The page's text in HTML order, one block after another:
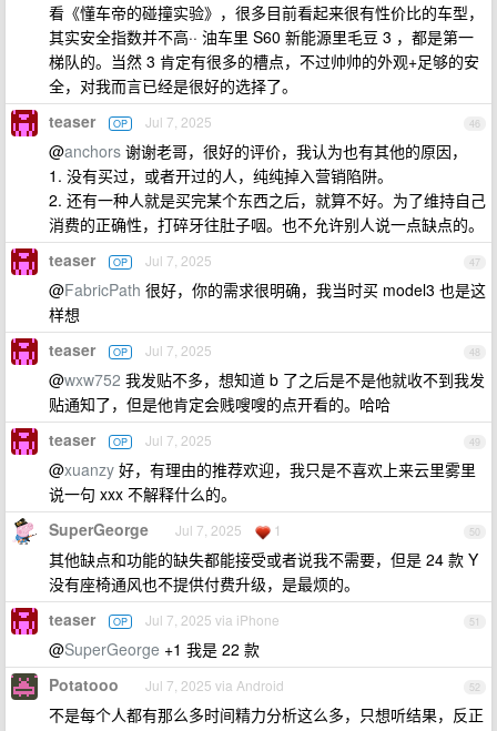
看《懂车帝的碰撞实验》，很多目前看起来很有性价比的车型，
其实安全指数并不高·· 油车里 S60 新能源里毛豆 3 ，都是第一
梯队的。当然 3 肯定有很多的槽点，不过帅帅的外观+足够的安
全，对我而言已经是很好的选择了。
46
teaser OP Jul 7, 2025
@anchors 谢谢老哥，很好的评价，我认为也有其他的原因，
1. 没有买过，或者开过的人，纯纯掉入营销陷阱。
2. 还有一种人就是买完某个东西之后，就算不好。为了维持自己
消费的正确性，打碎牙往肚子咽。也不允许别人说一点缺点的。
47
teaser OP Jul 7, 2025
@FabricPath 很好，你的需求很明确，我当时买 model3 也是这
样想
48
teaser OP Jul 7, 2025
@wxw752 我发贴不多，想知道 b 了之后是不是他就收不到我发
贴通知了，但是他肯定会贱嗖嗖的点开看的。哈哈
49
teaser OP Jul 7, 2025
@xuanzy 好，有理由的推荐欢迎，我只是不喜欢上来云里雾里
说一句 xxx 不解释什么的。
50
SuperGeorge Jul 7, 2025 1
其他缺点和功能的缺失都能接受或者说我不需要，但是 24 款 Y
没有座椅通风也不提供付费升级，是最烦的。
51
teaser OP Jul 7, 2025 via iPhone
@SuperGeorge +1 我是 22 款
52
Potatooo Jul 7, 2025 via Android
不是每个人都有那么多时间精力分析这么多，只想听结果，反正